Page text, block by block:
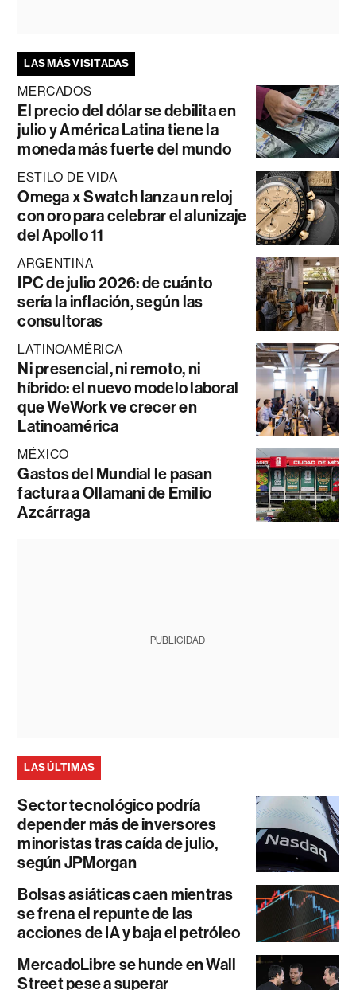
LAS MÁS VISITADAS
MERCADOS
El precio del dólar se debilita en
julio y América Latina tiene la
moneda más fuerte del mundo
ESTILO DE VIDA
Omega x Swatch lanza un reloj
con oro para celebrar el alunizaje
del Apollo 11
ARGENTINA
IPC de julio 2026: de cuánto
sería la inflación, según las
consultoras
LATINOAMÉRICA
Ni presencial, ni remoto, ni
híbrido: el nuevo modelo laboral
que WeWork ve crecer en
Latinoamérica
MÉXICO
Gastos del Mundial le pasan
factura a Ollamani de Emilio
Azcárraga
PUBLICIDAD
LAS ÚLTIMAS
Sector tecnológico podría
depender más de inversores
minoristas tras caída de julio,
según JPMorgan
Bolsas asiáticas caen mientras
se frena el repunte de las
acciones de IA y baja el petróleo
MercadoLibre se hunde en Wall
Street pese a superar